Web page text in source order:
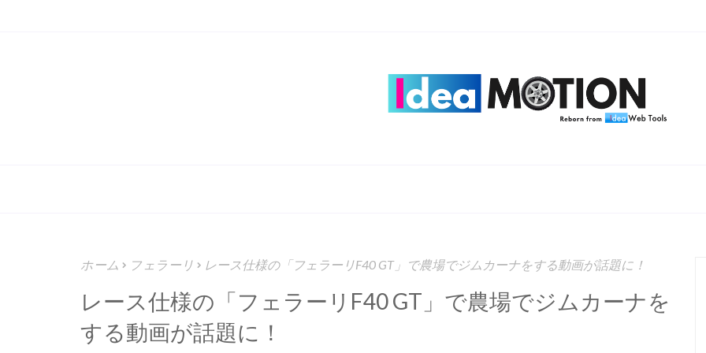
ホーム フェラーリ レース仕様の「フェラーリF40 GT」で農場でジムカーナをする動画が話題に！
レース仕様の「フェラーリF40 GT」で農場でジムカーナを
する動画が話題に！